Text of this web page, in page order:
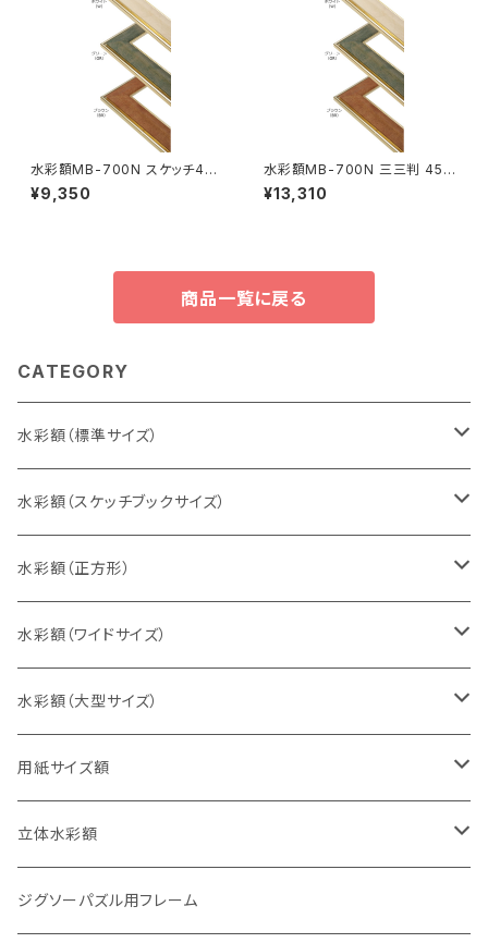
水彩額MB-700N スケッチ4F
352×443ミリ
¥9,350
水彩額MB-700N 三三判 454
×605ミリ
¥13,310
商品一覧に戻る
CATEGORY
水彩額（標準サイズ）
インチ判（203×254ミリ）
八切判（242×303ミリ）
太子判（288×379ミリ）
四切判（348×424ミリ）
大衣判（394×509ミリ）
半切判（424×545ミリ）
三三判（455×606ミリ）
水彩額（スケッチブックサイズ）
スケッチ4Ｆ（352×443ミリ）
スケッチ6Ｆ（458×550ミリ）
スケッチ8Ｆ（520×595ミリ）
スケッチ10Ｆ（595×670ミリ）
水彩額（正方形）
10cm正方形（100×100ミリ）
15cm正方形（150×150ミリ）
20cm正方形（200×200ミリ）
25cm正方形（250×250ミリ）
30cm正方形（300×300ミリ）
水彩額（ワイドサイズ）
15×30cm
20×40cm
25×50cm
30×60cm
水彩額（大型サイズ）
大判（660×850ミリ）
MO判（693×893ミリ）
特全判（780×1050ミリ）
用紙サイズ額
B5判（182×257ミリ）
A4判（210×297ミリ）
立体水彩額
インチ判（203×254ミリ）
ジグソーパズル用フレーム